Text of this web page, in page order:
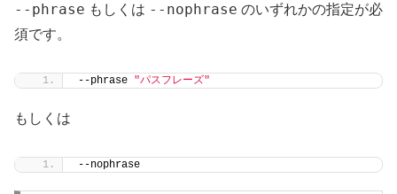
--phrase もしくは --nophrase のいずれかの指定が必
須です。
--phrase "パスフレーズ"
もしくは
--nophrase